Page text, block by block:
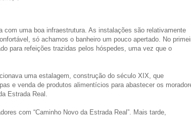
com uma boa infraestrutura. As instalações são relativamente
só achamos o banheiro um pouco apertado. No
para refeições trazidas pelos hóspedes, uma vez que o
uma estalagem, construção do século XIX, que
e venda de produtos alimentícios para abastecer os
Estrada Real.
com “Caminho Novo da Estrada Real”. Mais tarde,